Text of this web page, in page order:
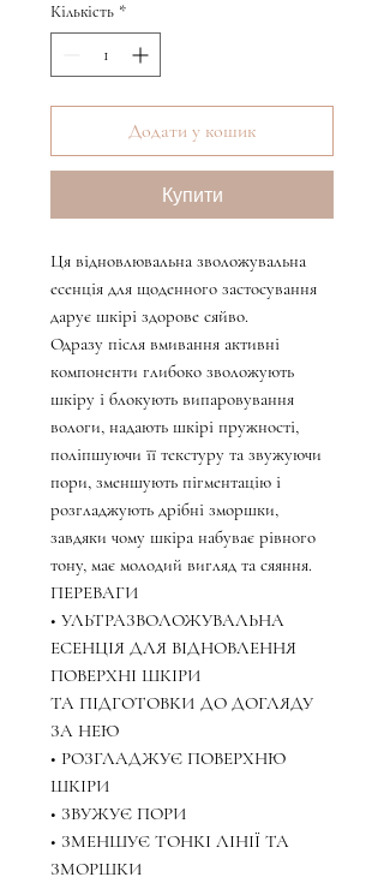
Кількість *
Додати у кошик
Купити
Ця відновлювальна зволожувальна
есенція для щоденного застосування
дарує шкірі здорове сяйво.
Одразу після вмивання активні
компоненти глибоко зволожують
шкіру і блокують випаровування
вологи, надають шкірі пружності,
поліпшуючи її текстуру та звужуючи
пори, зменшують пігментацію і
розгладжують дрібні зморшки,
завдяки чому шкіра набуває рівного
тону, має молодий вигляд та сяяння.
ПЕРЕВАГИ
• УЛЬТРАЗВОЛОЖУВАЛЬНА
ЕСЕНЦІЯ ДЛЯ ВІДНОВЛЕННЯ
ПОВЕРХНІ ШКІРИ
ТА ПІДГОТОВКИ ДО ДОГЛЯДУ
ЗА НЕЮ
• РОЗГЛАДЖУЄ ПОВЕРХНЮ
ШКІРИ
• ЗВУЖУЄ ПОРИ
• ЗМЕНШУЄ ТОНКІ ЛІНІЇ ТА
ЗМОРШКИ